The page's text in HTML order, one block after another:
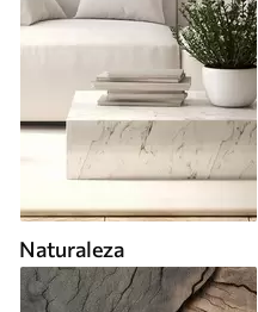
Naturaleza